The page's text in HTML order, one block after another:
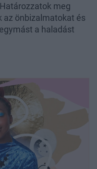
meg
az önbizalmatokat és
a haladást